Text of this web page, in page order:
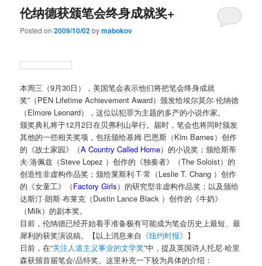
伦纳德获颁笔会终身成就奖+
Posted on2009/10/02bymabokov
本周三（9月30日），美国笔会表示他们将把笔会终身成就
奖”（PEN Lifetime Achievement Award）颁发给埃尔莫尔·伦纳德
（Elmore Leonard），这位以犯罪为主题的多产的小说作家。
颁奖典礼将于12月2日在贝弗利山举行。届时，笔会也将同时颁发
其他的一些相关奖项，包括颁给基姆·巴恩斯（Kim Barnes）创作
的《故土家园》（A Country Called Home）的小说奖；颁给斯蒂
夫·洛佩兹（Steve Lopez ）创作的《独奏者》（The Soloist）的
创造性非虚构作品奖；颁给莱斯利·T·常（Leslie T. Chang ）创作
的《女童工》（Factory Girls）的研究型非虚构作品奖；以及颁给
达斯汀·朗斯·布莱克（Dustin Lance Black ）创作的《牛奶》
（Milk）的剧本奖。
目前，伦纳德已经开始着手准备极有可能成为笔会历史上最短、最
犀利的获奖演说稿。【以上消息来自 《纽约时报》 】
日前，在“关注人道主义事业的文学奖”中，提及英国诗人托尼·哈里
森获颁首届笔会/品特奖。这里补充一下较为具体的介绍：